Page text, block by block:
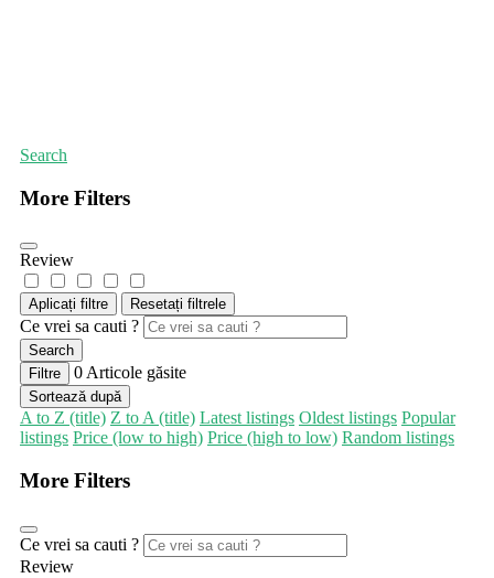
Search
More Filters
Review
Aplicați filtre Resetați filtrele
Ce vrei sa cauti ?
Search
Filtre
0 Articole găsite
Sortează după
A to Z (title) Z to A (title) Latest listings Oldest listings Popular
listings Price (low to high) Price (high to low) Random listings
More Filters
Ce vrei sa cauti ?
Review